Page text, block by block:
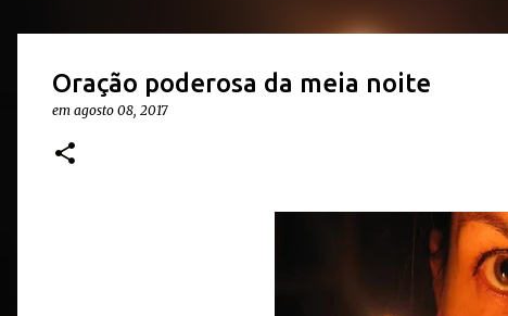
Oração poderosa da meia noite
em agosto 08, 2017